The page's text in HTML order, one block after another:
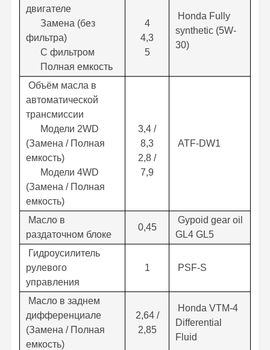
двигателе
Замена (без
фильтра)
С фильтром
Полная емкость
4
4,3
5
Honda Fully
synthetic (5W-
30)
Объём масла в
автоматической
трансмиссии
Модели 2WD
(Замена / Полная
емкость)
Модели 4WD
(Замена / Полная
емкость)
3,4 /
8,3
2,8 /
7,9
ATF-DW1
Масло в
раздаточном блоке
0,45
Gypoid gear oil
GL4 GL5
Гидроусилитель
рулевого
управления
1 PSF-S
Масло в заднем
дифференциале
(Замена / Полная
емкость)
2,64 /
2,85
Honda VTM-4
Differential
Fluid